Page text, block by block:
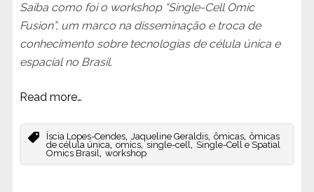
Saiba como foi o workshop “Single-Cell Omic
Fusion”, um marco na disseminação e troca de
conhecimento sobre tecnologias de célula única e
espacial no Brasil.
Read more…
Íscia Lopes-Cendes, Jaqueline Geraldis, ômicas, ômicas
de célula única, omics, single-cell, Single-Cell e Spatial
Omics Brasil, workshop